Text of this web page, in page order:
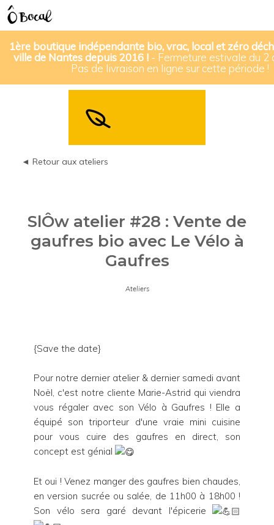
1ère boutique indépendante bio, vrac, local et zéro
ville de Nantes depuis 2016 ! - Fermeture estivale du 2
Pas de livraison en ligne sur cette période !
◄ Retour aux ateliers
SlÔw atelier #28 : Vente de
gaufres bio avec Le Vélo à
Gaufres
Ateliers
{Save the date}
Pour notre dernier atelier & dernier samedi avant
Noël, c'est notre cliente Marie-Astrid qui viendra
vous régaler avec son Vélo à Gaufres ! Elle a
équipé son triporteur d'une vraie mini cuisine
pour vous cuire des gaufres en direct, son
concept est génial
Et oui ! Venez manger des gaufres bien chaudes,
en version sucrée ou salée, de 11h00 à 18h00 !
Son vélo sera garé devant l'épicerie